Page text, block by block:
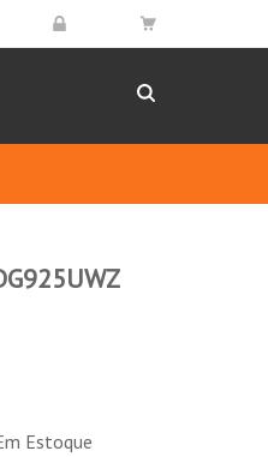
Estoque